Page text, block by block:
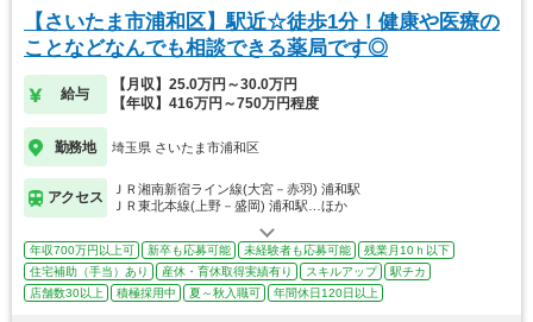
【さいたま市浦和区】駅近☆徒歩1分！健康や医療の
ことなどなんでも相談できる薬局です◎
給与
【月収】25.0万円～30.0万円
【年収】416万円～750万円程度
勤務地 埼玉県 さいたま市浦和区
アクセス
ＪＲ湘南新宿ライン線(大宮－赤羽) 浦和駅
ＪＲ東北本線(上野－盛岡) 浦和駅…ほか
年収700万円以上可 新卒も応募可能 未経験者も応募可能
残業月10ｈ以下
住宅補助（手当）あり
産休・育休取得実績有り スキルアップ
駅チカ
店舗数30以上
積極採用中 夏～秋入職可 年間休日120日以上